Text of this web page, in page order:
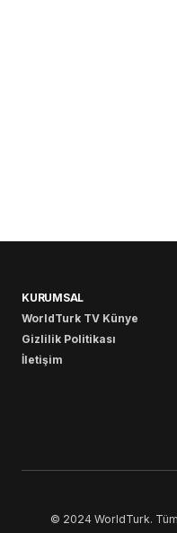
KURUMSAL
WorldTurk TV Künye
Gizlilik Politikası
İletişim
© 2024 WorldTurk. Tüm